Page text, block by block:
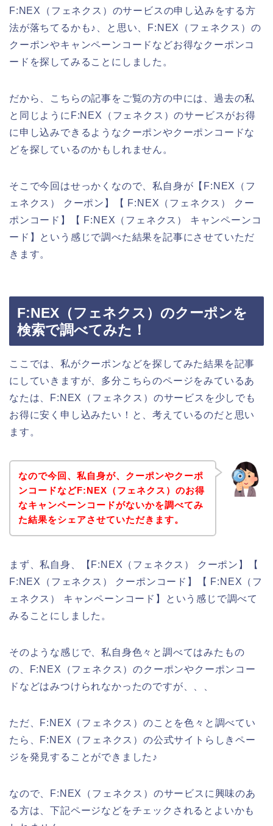
F:NEX（フェネクス）のサービスの申し込みをする方
法が落ちてるかも♪、と思い、F:NEX（フェネクス）の
クーポンやキャンペーンコードなどお得なクーポンコ
ードを探してみることにしました。
だから、こちらの記事をご覧の方の中には、過去の私
と同じようにF:NEX（フェネクス）のサービスがお得
に申し込みできるようなクーポンやクーポンコードな
どを探しているのかもしれません。
そこで今回はせっかくなので、私自身が【F:NEX（フ
ェネクス） クーポン】【 F:NEX（フェネクス） クー
ポンコード】【 F:NEX（フェネクス） キャンペーンコ
ード】という感じで調べた結果を記事にさせていただ
きます。
F:NEX（フェネクス）のクーポンを
検索で調べてみた！
ここでは、私がクーポンなどを探してみた結果を記事
にしていきますが、多分こちらのページをみているあ
なたは、F:NEX（フェネクス）のサービスを少しでも
お得に安く申し込みたい！と、考えているのだと思い
ます。
なので今回、私自身が、クーポンやクーポ
ンコードなどF:NEX（フェネクス）のお得
なキャンペーンコードがないかを調べてみ
た結果をシェアさせていただきます。
まず、私自身、【F:NEX（フェネクス） クーポン】【
F:NEX（フェネクス） クーポンコード】【 F:NEX（フ
ェネクス） キャンペーンコード】という感じで調べて
みることにしました。
そのような感じで、私自身色々と調べてはみたもの
の、F:NEX（フェネクス）のクーポンやクーポンコー
ドなどはみつけられなかったのですが、、、
ただ、F:NEX（フェネクス）のことを色々と調べてい
たら、F:NEX（フェネクス）の公式サイトらしきペー
ジを発見することができました♪
なので、F:NEX（フェネクス）のサービスに興味のあ
る方は、下記ページなどをチェックされるとよいかも